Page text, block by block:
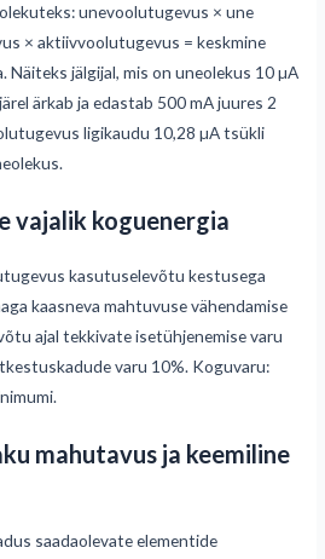
unevoolutugevus × une
× aktiivvoolutugevus = keskmine
jälgijal, mis on uneolekus 10 µA
ärkab ja edastab 500 mA juures 2
ligikaudu 10,28 µA tsükli
vajalik koguenergia
kasutuselevõtu kestusega
kaasneva mahtuvuse vähendamise
ajal tekkivate isetühjenemise varu
varu 10%. Koguvaru:
mahutavus ja keemiline
saadaolevate elementide